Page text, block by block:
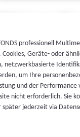
professionell
. Cookies, Geräte- oder
netzwerkbasierte
um Ihre
und der Performance
nicht erforderlich. Sie
später jederzeit via